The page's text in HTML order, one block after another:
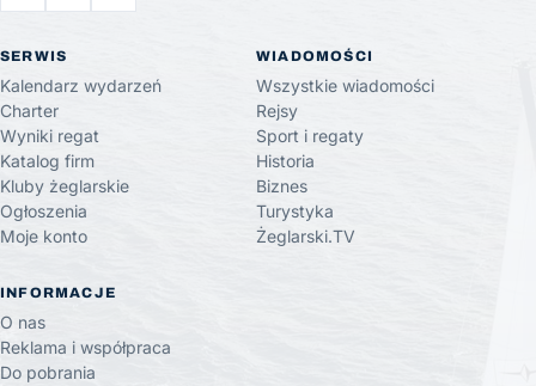
SERWIS
Kalendarz wydarzeń
Charter
Wyniki regat
Katalog firm
Kluby żeglarskie
Ogłoszenia
Moje konto
WIADOMOŚCI
Wszystkie wiadomości
Rejsy
Sport i regaty
Historia
Biznes
Turystyka
Żeglarski.TV
INFORMACJE
O nas
Reklama i współpraca
Do pobrania